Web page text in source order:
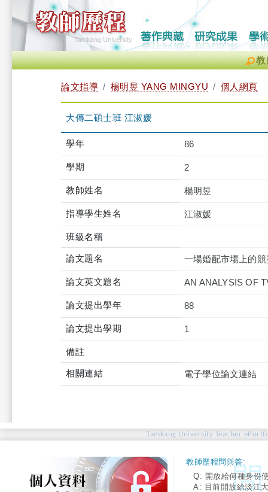
教
論文指導 楊明昱 YANG MINGYU 個人網頁
大傳二碩士班 江淑媛
學年 86
學期 2
教師姓名 楊明昱
指導學生姓名 江淑媛
班級名稱
論文題名 一場婚配市場上的
論文英文題名 AN ANALYSIS OF
論文提出學年 88
論文提出學期 1
備註
相關連結 電子學位論文連結
Tamkang University Teacher
教師歷程問與答:
Q: 開放給何種身份
A: 目前開放給淡江